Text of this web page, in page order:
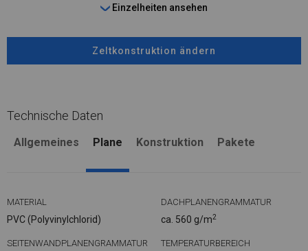
Einzelheiten ansehen
Zeltkonstruktion ändern
Technische Daten
Allgemeines Plane Konstruktion Pakete
MATERIAL
PVC (Polyvinylchlorid)
DACHPLANENGRAMMATUR
ca. 560 g/m2
SEITENWANDPLANENGRAMMATUR TEMPERATURBEREICH